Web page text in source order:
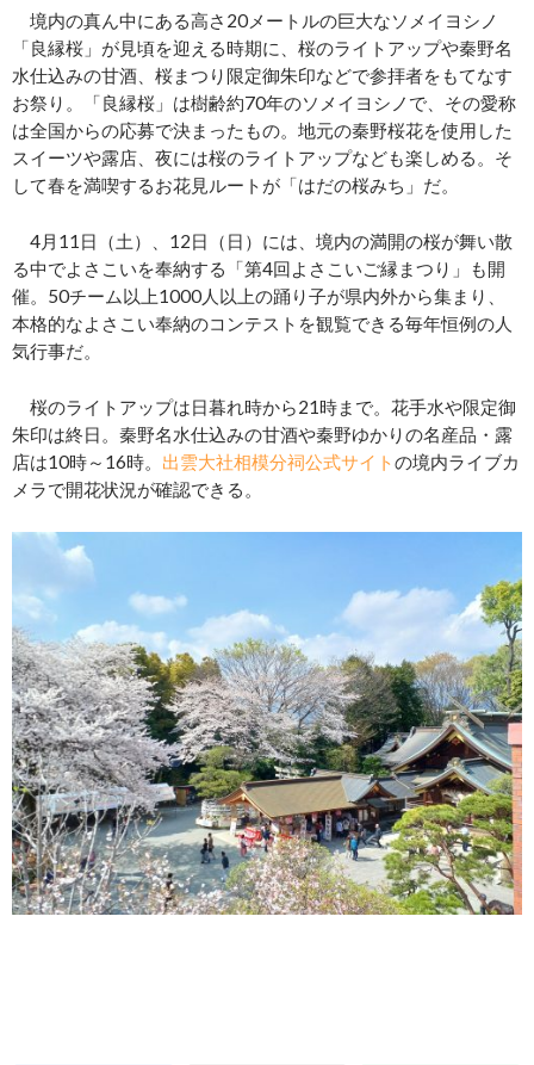
境内の真ん中にある高さ20メートルの巨大なソメイヨシノ
「良縁桜」が見頃を迎える時期に、桜のライトアップや秦野名
水仕込みの甘酒、桜まつり限定御朱印などで参拝者をもてなす
お祭り。「良縁桜」は樹齢約70年のソメイヨシノで、その愛称
は全国からの応募で決まったもの。地元の秦野桜花を使用した
スイーツや露店、夜には桜のライトアップなども楽しめる。そ
して春を満喫するお花見ルートが「はだの桜みち」だ。
4月11日（土）、12日（日）には、境内の満開の桜が舞い散
る中でよさこいを奉納する「第4回よさこいご縁まつり」も開
催。50チーム以上1000人以上の踊り子が県内外から集まり、
本格的なよさこい奉納のコンテストを観覧できる毎年恒例の人
気行事だ。
桜のライトアップは日暮れ時から21時まで。花手水や限定御
朱印は終日。秦野名水仕込みの甘酒や秦野ゆかりの名産品・露
店は10時～16時。 出雲大社相模分祠公式サイトの境内ライブカ
メラで開花状況が確認できる。